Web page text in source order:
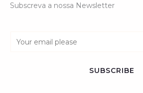
Subscreva a nossa Newsletter
SUBSCRIBE